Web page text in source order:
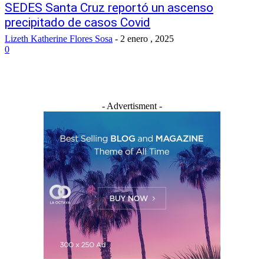
SEDES Santa Cruz reportó un ascenso
precipitado de casos Covid
Lizeth Katherine Flores Sosa - 2 enero , 2025
0
- Advertisment -